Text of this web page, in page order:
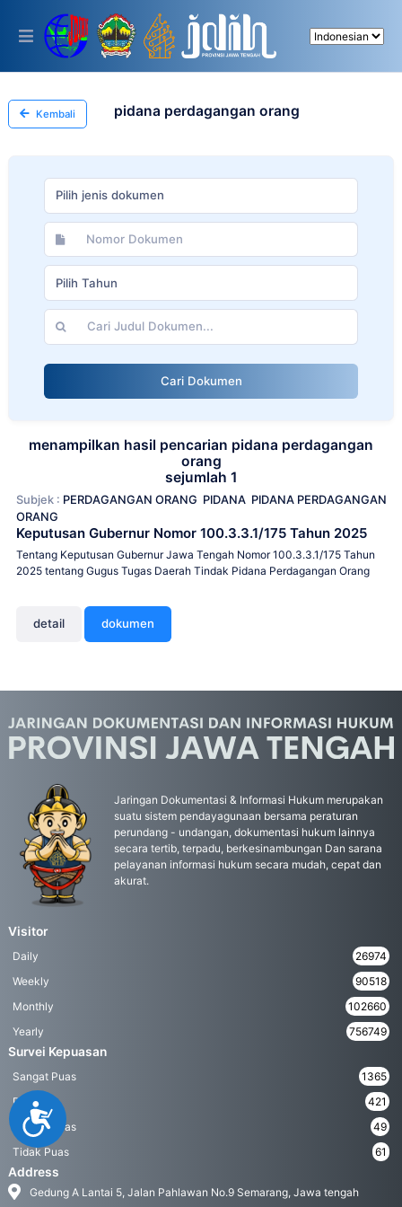
This
includes
accessibility
system.
Accessibility
Kembali pidana perdagangan orang
Pilih jenis dokumen
Pilih Tahun
Cari Dokumen
menampilkan hasil pencarian pidana perdagangan
orang
sejumlah 1
Subjek : PERDAGANGAN ORANG PIDANA PIDANA PERDAGANGAN
ORANG
Keputusan Gubernur Nomor 100.3.3.1/175 Tahun 2025
Tentang Keputusan Gubernur Jawa Tengah Nomor 100.3.3.1/175 Tahun
2025 tentang Gugus Tugas Daerah Tindak Pidana Perdagangan Orang
detail dokumen
Jaringan Dokumentasi & Informasi Hukum merupakan
suatu sistem pendayagunaan bersama peraturan
perundang - undangan, dokumentasi hukum lainnya
secara tertib, terpadu, berkesinambungan Dan sarana
pelayanan informasi hukum secara mudah, cepat dan
akurat.
Visitor
Daily
26974
Weekly
90518
Monthly
102660
Yearly
756749
Survei Kepuasan
Sangat Puas
1365
Puas
421
Kurang Puas
49
Tidak Puas
61
Address
Gedung A Lantai 5, Jalan Pahlawan No.9 Semarang, Jawa tengah